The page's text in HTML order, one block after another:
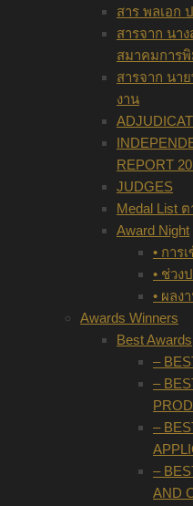
สาร พลเอก
สารจาก นา
สมาคมการ
สารจาก นา
งาน
REPORT
JUDGES
Medal List
Award Night
• การ
• ช่วง
• ผลง
Awards Winners
Best Awards
–
–
–
–
AND